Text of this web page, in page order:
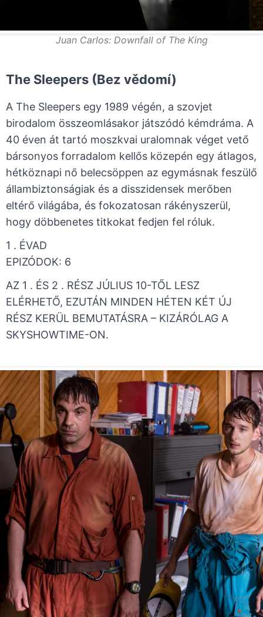
Juan Carlos: Downfall of The King
The Sleepers (Bez vědomí)
A The Sleepers egy 1989 végén, a szovjet
birodalom összeomlásakor játszódó kémdráma. A
40 éven át tartó moszkvai uralomnak véget vető
bársonyos forradalom kellős közepén egy átlagos,
hétköznapi nő belecsöppen az egymásnak feszülő
állambiztonságiak és a disszidensek merőben
eltérő világába, és fokozatosan rákényszerül,
hogy döbbenetes titkokat fedjen fel róluk.
1 . ÉVAD ​
​EPIZÓDOK: 6
AZ 1 . ÉS 2 . RÉSZ JÚLIUS 10-TŐL LESZ
ELÉRHETŐ, EZUTÁN MINDEN HÉTEN KÉT ÚJ
RÉSZ KERÜL BEMUTATÁSRA – KIZÁRÓLAG A
SKYSHOWTIME-ON.